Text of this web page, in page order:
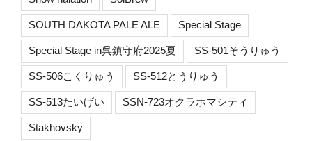
SOUTH DAKOTA PALE ALE Special Stage
Special Stage in呉鎮守府2025夏 SS-501そうりゅう
SS-506こくりゅう SS-512とうりゅう
SS-513たいげい SSN-723オクラホマシティ
Stakhovsky